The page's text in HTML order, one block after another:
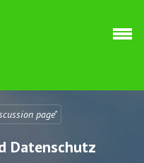
page"
Datenschutz